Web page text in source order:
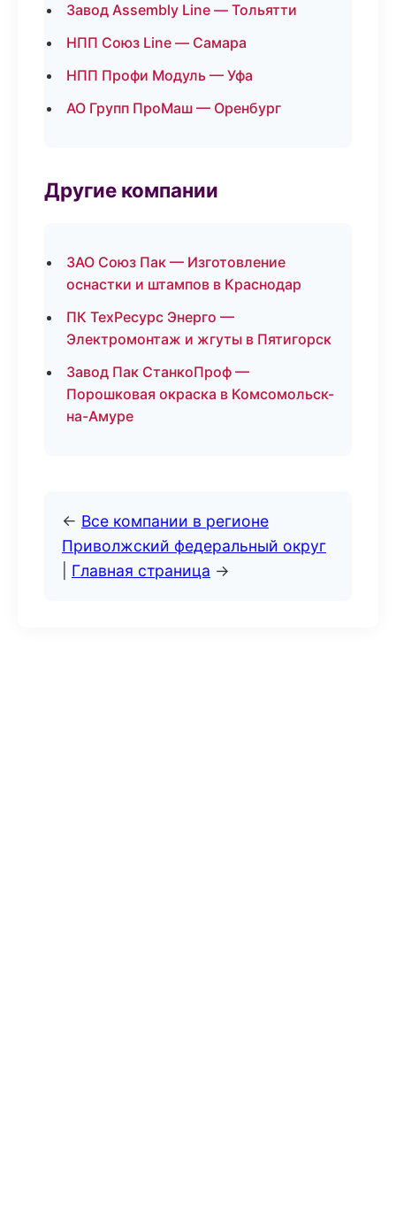
Завод Assembly Line — Тольятти
НПП Союз Line — Самара
НПП Профи Модуль — Уфа
АО Групп ПроМаш — Оренбург
Другие компании
ЗАО Союз Пак — Изготовление
оснастки и штампов в Краснодар
ПК ТехРесурс Энерго —
Электромонтаж и жгуты в Пятигорск
Завод Пак СтанкоПроф —
Порошковая окраска в Комсомольск-
на-Амуре
← Все компании в регионе
Приволжский федеральный округ
Главная страница →